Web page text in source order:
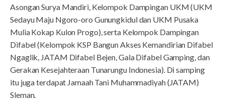
Asongan Surya Mandiri, Kelompok Dampingan UKM (UKM
Sedayu Maju Ngoro-oro Gunungkidul dan UKM Pusaka
Mulia Kokap Kulon Progo), serta Kelompok Dampingan
Difabel (Kelompok KSP Bangun Akses Kemandirian Difabel
Ngaglik, JATAM Difabel Bejen, Gala Difabel Gamping, dan
Gerakan Kesejahteraan Tunarungu Indonesia). Di samping
itu juga terdapat Jamaah Tani Muhammadiyah (JATAM)
Sleman.